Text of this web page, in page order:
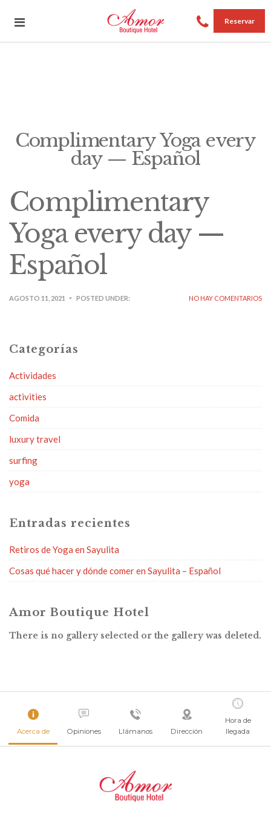
Reservar
Complimentary Yoga every
day — Español
Complimentary
Yoga every day —
Español
AGOSTO 11, 2021 POSTED UNDER: NO HAY COMENTARIOS
Categorías
Actividades
activities
Comida
luxury travel
surfing
yoga
Entradas recientes
Retiros de Yoga en Sayulita
Cosas qué hacer y dónde comer en Sayulita – Español
Amor Boutique Hotel
There is no gallery selected or the gallery was deleted.
Acerca de Opiniones Llámanos Dirección
Hora de
llegada